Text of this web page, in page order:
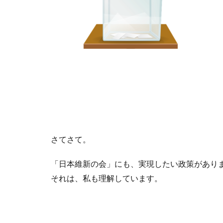
さてさて。
「日本維新の会」にも、実現したい政策があり
それは、私も理解しています。